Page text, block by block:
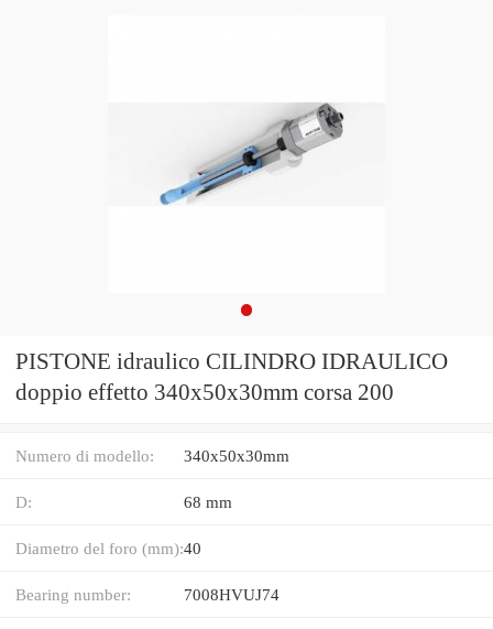
PISTONE idraulico CILINDRO IDRAULICO
doppio effetto 340x50x30mm corsa 200
Numero di modello: 340x50x30mm
D: 68 mm
Diametro del foro (mm):40
Bearing number: 7008HVUJ74